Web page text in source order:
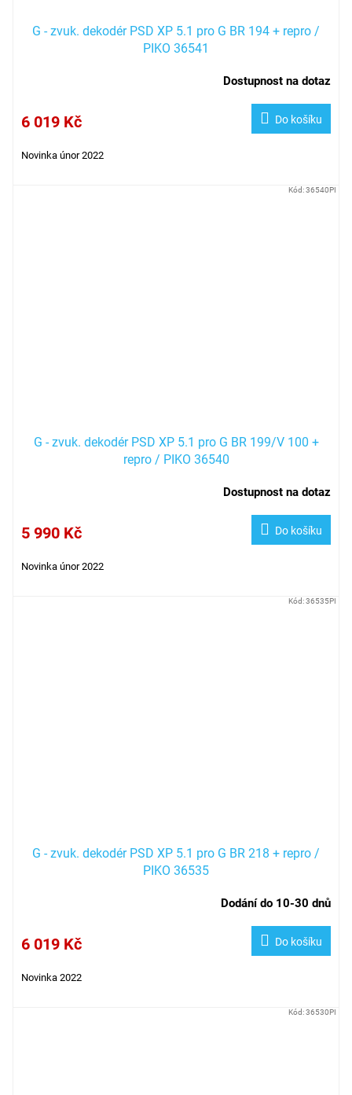
G - zvuk. dekodér PSD XP 5.1 pro G BR 194 + repro /
PIKO 36541
Dostupnost na dotaz
6 019 Kč Do košíku
Novinka únor 2022
G - zvuk. dekodér PSD XP 5.1 pro G BR 199/V 100 +
repro / PIKO 36540
Dostupnost na dotaz
5 990 Kč Do košíku
Novinka únor 2022
Kód:36540PI
G - zvuk. dekodér PSD XP 5.1 pro G BR 218 + repro /
PIKO 36535
Dodání do 10-30 dnů
6 019 Kč Do košíku
Novinka 2022
Kód:36535PI
Kód:36530PI